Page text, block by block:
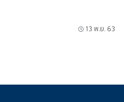
13 พ.ย. 63